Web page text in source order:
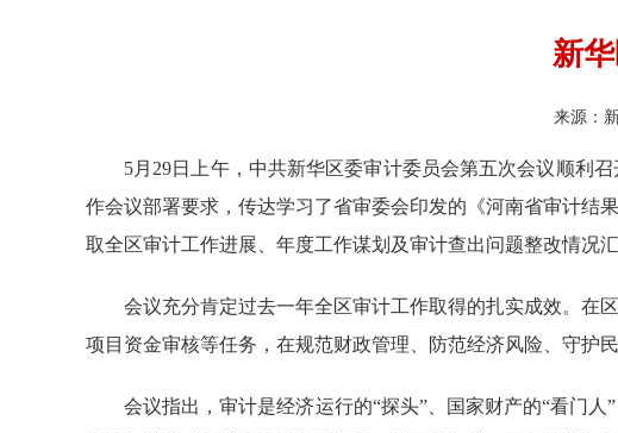
新
来源：
5月29日上午，中共新华区委审计委员会第五次会议顺利
作会议部署要求，传达学习了省审委会印发的《河南省审计结
取全区审计工作进展、年度工作谋划及审计查出问题整改情况
会议充分肯定过去一年全区审计工作取得的扎实成效。在
项目资金审核等任务，在规范财政管理、防范经济风险、守护
会议指出，审计是经济运行的“探头”、国家财产的“看门